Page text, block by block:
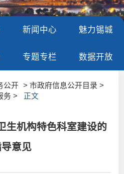
新闻中心 魅力锡城
专题专栏 数据开放
公开
> 市政府信息公开目录 >
务 >
正文
生机构特色科室建设的
意见